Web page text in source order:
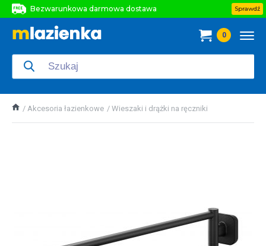
Bezwarunkowa darmowa dostawa
Bezwarunkowa darmowa dostawa
Sprawdź
0
Akcesoria łazienkowe Wieszaki i drążki na ręczniki